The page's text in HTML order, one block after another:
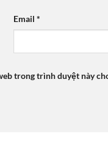
Email *
trong trình duyệt này